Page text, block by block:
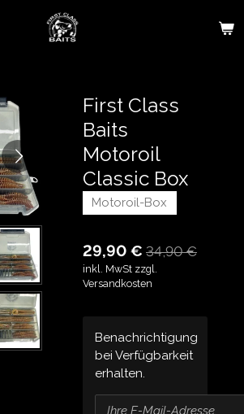
First Class
Baits
Motoroil
Classic Box
Motoroil-Box
29,90 € 34,90 €
inkl. MwSt zzgl.
Versandkosten
Benachrichtigung
bei Verfügbarkeit
erhalten.